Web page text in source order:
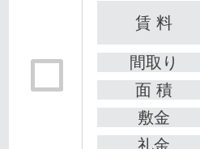
賃 料
間取り
面 積
敷金
礼金